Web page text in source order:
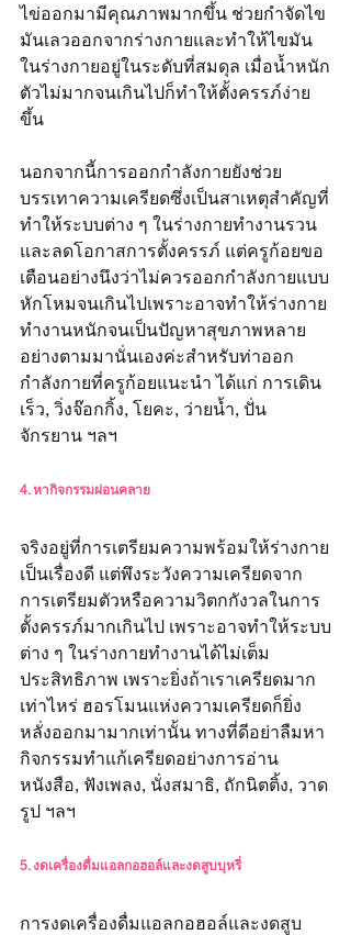
ไข่ออกมามีคุณภาพมากขึ้น ช่วยกำจัดไข
มันเลวออกจากร่างกายและทำให้ไขมัน
ในร่างกายอยู่ในระดับที่สมดุล เมื่อน้ำหนัก
ตัวไม่มากจนเกินไปก็ทำให้ตั้งครรภ์ง่าย
ขึ้น
นอกจากนี้การออกกำลังกายยังช่วย
บรรเทาความเครียดซึ่งเป็นสาเหตุสำคัญที่
ทำให้ระบบต่าง ๆ ในร่างกายทำงานรวน
และลดโอกาสการตั้งครรภ์ แต่ครูก้อยขอ
เตือนอย่างนึงว่าไม่ควรออกกำลังกายแบบ
หักโหมจนเกินไปเพราะอาจทำให้ร่างกาย
ทำงานหนักจนเป็นปัญหาสุขภาพหลาย
อย่างตามมานั่นเองค่ะสำหรับท่าออก
กำลังกายที่ครูก้อยแนะนำ ได้แก่ การเดิน
เร็ว, วิ่งจ๊อกกิ้ง, โยคะ, ว่ายน้ำ, ปั่น
จักรยาน ฯลฯ
4. หากิจกรรมผ่อนคลาย
จริงอยู่ที่การเตรียมความพร้อมให้ร่างกาย
เป็นเรื่องดี แต่พึงระวังความเครียดจาก
การเตรียมตัวหรือความวิตกกังวลในการ
ตั้งครรภ์มากเกินไป เพราะอาจทำให้ระบบ
ต่าง ๆ ในร่างกายทำงานได้ไม่เต็ม
ประสิทธิภาพ เพราะยิ่งถ้าเราเครียดมาก
เท่าไหร่ ฮอรโมนแห่งความเครียดก็ยิ่ง
หลั่งออกมามากเท่านั้น ทางที่ดีอย่าลืมหา
กิจกรรมทำแก้เครียดอย่างการอ่าน
หนังสือ, ฟังเพลง, นั่งสมาธิ, ถักนิตติ้ง, วาด
รูป ฯลฯ
5. งดเครื่องดื่มแอลกอฮอล์และงดสูบบุหรี่
การงดเครื่องดื่มแอลกอฮอล์และงดสูบ